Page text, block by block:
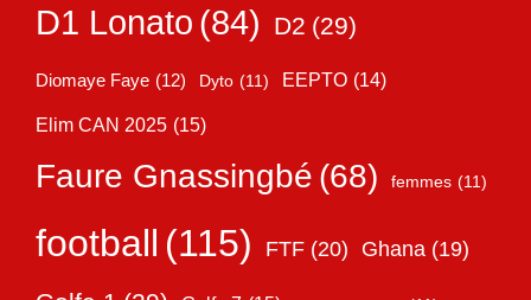
D1 Lonato (84) D2 (29)
Diomaye Faye (12) Dyto (11) EEPTO (14)
Elim CAN 2025 (15)
Faure Gnassingbé (68) femmes (11)
football (115) FTF (20) Ghana (19)